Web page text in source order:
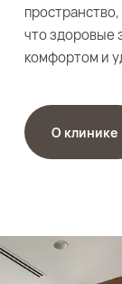
что здоровые
комфортом и
О клинике